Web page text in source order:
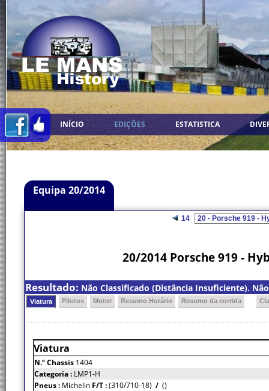
INÍCIO EDIÇÕES ESTATISTICA
Equipa 20/2014
14
20/2014 Porsche 919 -
Resultado: Não Classificado (Distância Insuficiente).
Viatura Pilotos Motor Resumo Horário Resumo da corrida
Viatura
N.º Chassis 1404
Categoria : LMP1-H
Pneus : Michelin F/T :(310/710-18) / ()